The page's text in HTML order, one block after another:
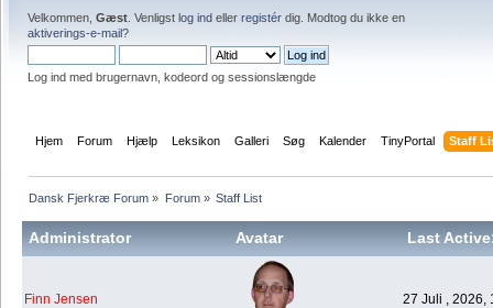
Velkommen, Gæst . Venligst log ind eller registér dig. Modtog du ikke en
aktiverings-e-mail?
Log ind med brugernavn, kodeord og sessionslængde
Hjem Forum Hjælp Leksikon Galleri Søg Kalender TinyPortal Staff
Dansk Fjerkræ Forum » Forum» Staff List
Administrator Avatar Last
Finn Jensen 27 Juli , 2026,